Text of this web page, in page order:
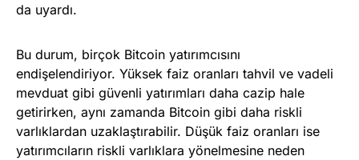
da uyardı.
Bu durum, birçok Bitcoin yatırımcısını
endişelendiriyor. Yüksek faiz oranları tahvil ve vadeli
mevduat gibi güvenli yatırımları daha cazip hale
getirirken, aynı zamanda Bitcoin gibi daha riskli
varlıklardan uzaklaştırabilir. Düşük faiz oranları ise
yatırımcıların riskli varlıklara yönelmesine neden